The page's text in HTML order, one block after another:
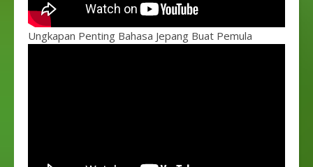
Ungkapan Penting Bahasa Jepang Buat Pemula